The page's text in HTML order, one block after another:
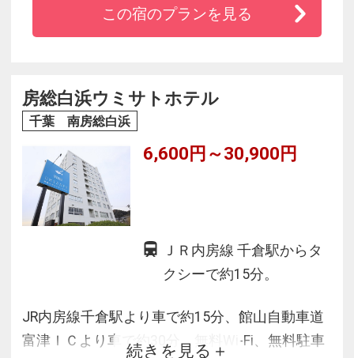
目の前は、海と緑の楽園、親子で楽しむリゾー
花々、元気な生き物たちが皆様をお迎えしま
す。
この宿のプランを見る
房総白浜ウミサトホテル
千葉 南房総白浜
6,600円～30,900円
ＪＲ内房線 千倉駅からタ
クシーで約15分。
JR内房線千倉駅より車で約15分、館山自動車道
富津ＩＣより車で約30分。無料Wi-Fi、無料駐車
続きを見る